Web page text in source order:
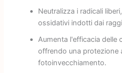
Neutralizza i radicali
ossidativi indotti dai
Aumenta l'efficacia delle
offrendo una protezione
fotoinvecchiamento.